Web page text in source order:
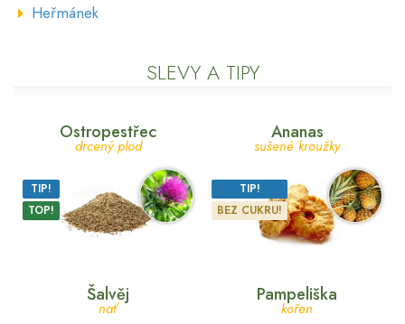
Heřmánek
SLEVY A TIPY
Ostropestřec
drcený plod
TIP!
TOP!
Ananas
sušené kroužky
TIP!
BEZ CUKRU!
Šalvěj
nať
Pampeliška
kořen